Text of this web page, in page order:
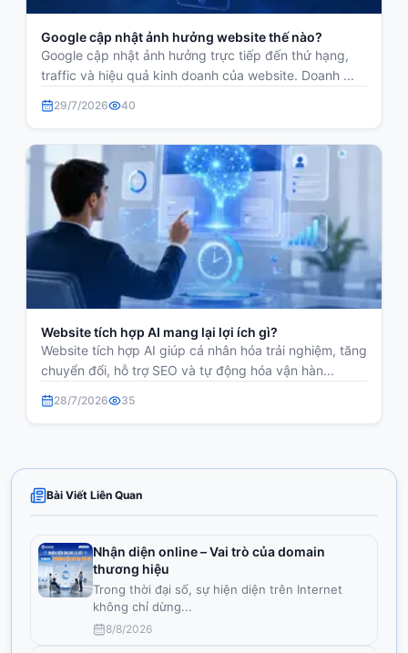
Bài Viết Liên Quan
Nhận diện online – Vai trò của domain
thương hiệu
Trong thời đại số, sự hiện diện trên Internet
không chỉ dừng...
8/8/2026
Google cập nhật ảnh hưởng website thế nào?
Google cập nhật ảnh hưởng trực tiếp đến thứ hạng,
traffic và hiệu quả kinh doanh của website. Doanh ...
29/7/2026 40
Website tích hợp AI mang lại lợi ích gì?
Website tích hợp AI giúp cá nhân hóa trải nghiệm, tăng
chuyển đổi, hỗ trợ SEO và tự động hóa vận hàn...
28/7/2026 35